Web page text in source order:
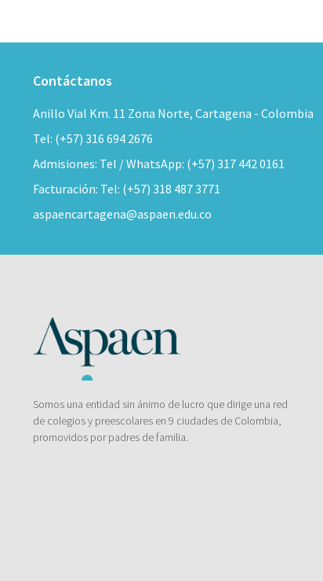
Contáctanos
Anillo Vial Km. 11 Zona Norte, Cartagena - Colombia
Tel: (+57) 316 694 2676
Admisiones: Tel / WhatsApp: (+57) 317 442 0161
Facturación: Tel: (+57) 318 487 3771
aspaencartagena@aspaen.edu.co
Somos una entidad sin ánimo de lucro que dirige una red
de colegios y preescolares en 9 ciudades de Colombia,
promovidos por padres de familia.